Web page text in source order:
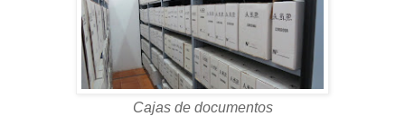
Cajas de documentos